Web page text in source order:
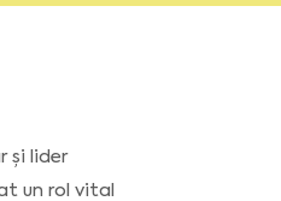
și lider
un rol vital